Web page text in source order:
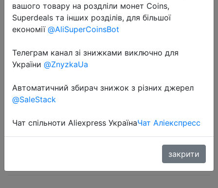
2022-08-22
OnePlus Nord CE 2 Lite Глобальная
695 5G 8 ГБ 128 ГБ 33 Вт Быстрая
Зарядка 120 Гц Дисплей 64-
мегапиксельная Камера AI
вашого товару на роздліли монет Coins,
Superdeals та інших розділів, для більшої
економії @AliSuperCoinsBot
Телеграм канал зі знижками виключно для
України @ZnyzkaUa
Автоматичний збирач знижок з різних джерел
@SaleStack
Чат спільноти Aliexpress УкраїнаЧат Аліекспресс
закрити